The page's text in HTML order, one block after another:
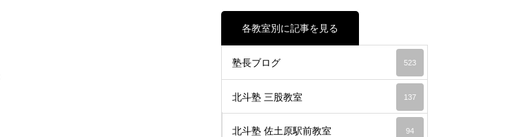
各教室別に記事を見る
塾長ブログ 523
北斗塾 三股教室 137
北斗塾 佐土原駅前教室 94